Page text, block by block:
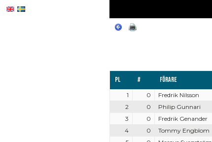
Pl # Förare
1 0 Fredrik Nilsson
2
0 Philip Gunnari
3
0 Fredrik Genander
4
0 Tommy Engblom